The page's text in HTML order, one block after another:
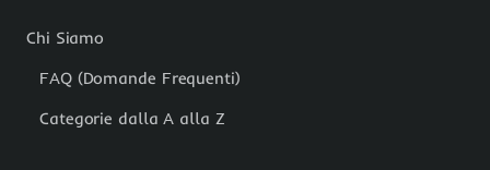
Chi Siamo
FAQ (Domande Frequenti)
Categorie dalla A alla Z